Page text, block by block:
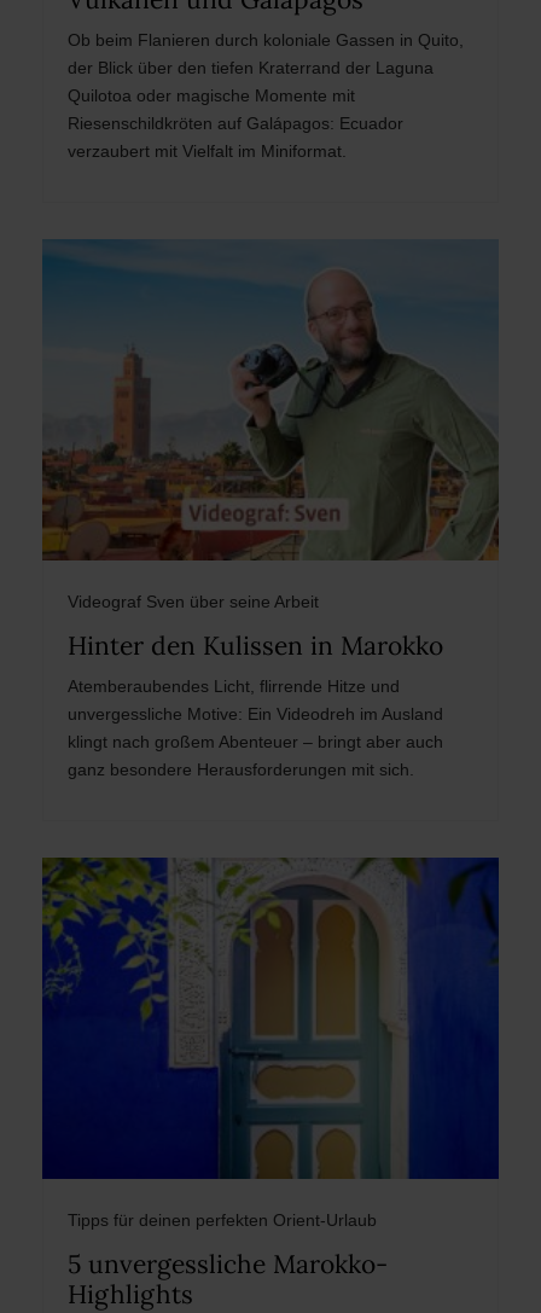
Ob beim Flanieren durch koloniale Gassen in Quito,
der Blick über den tiefen Kraterrand der Laguna
Quilotoa oder magische Momente mit
Riesenschildkröten auf Galápagos: Ecuador
verzaubert mit Vielfalt im Miniformat.
Videograf Sven über seine Arbeit
Hinter den Kulissen in Marokko
Atemberaubendes Licht, flirrende Hitze und
unvergessliche Motive: Ein Videodreh im Ausland
klingt nach großem Abenteuer – bringt aber auch
ganz besondere Herausforderungen mit sich.
Tipps für deinen perfekten Orient-Urlaub
5 unvergessliche Marokko-
Highlights